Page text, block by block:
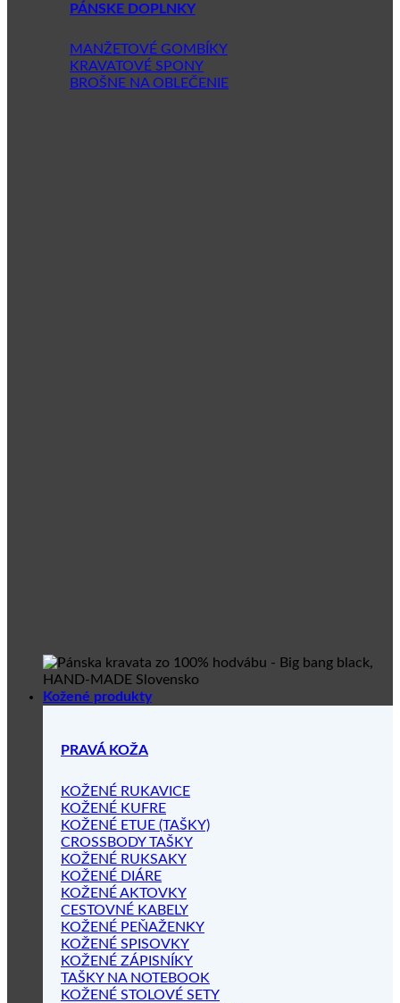
PÁNSKE DOPLNKY
MANŽETOVÉ GOMBÍKY
KRAVATOVÉ SPONY
BROŠNE NA OBLEČENIE
Kožené produkty
PRAVÁ KOŽA
KOŽENÉ RUKAVICE
KOŽENÉ KUFRE
KOŽENÉ ETUE (TAŠKY)
CROSSBODY TAŠKY
KOŽENÉ RUKSAKY
KOŽENÉ DIÁRE
KOŽENÉ AKTOVKY
CESTOVNÉ KABELY
KOŽENÉ PEŇAŽENKY
KOŽENÉ SPISOVKY
KOŽENÉ ZÁPISNÍKY
TAŠKY NA NOTEBOOK
KOŽENÉ STOLOVÉ SETY